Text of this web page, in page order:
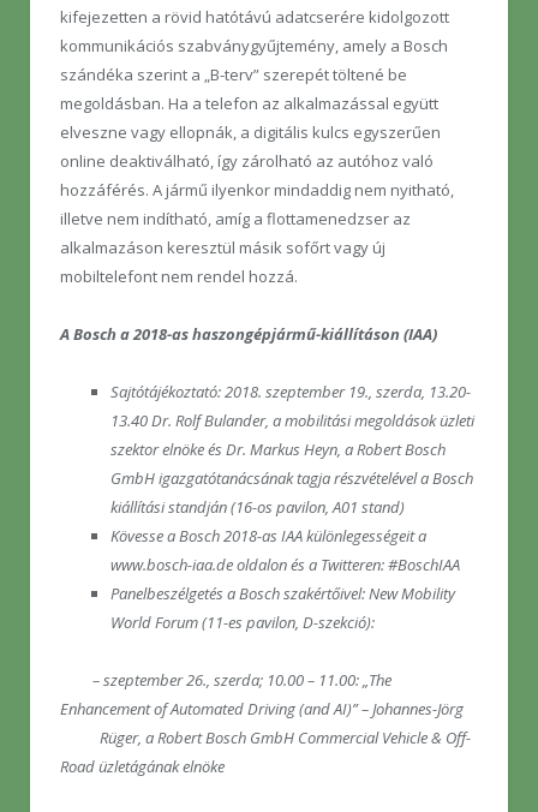
kifejezetten a rövid hatótávú adatcserére kidolgozott
kommunikációs szabványgyűjtemény, amely a Bosch
szándéka szerint a „B-terv” szerepét töltené be
megoldásban. Ha a telefon az alkalmazással együtt
elveszne vagy ellopnák, a digitális kulcs egyszerűen
online deaktiválható, így zárolható az autóhoz való
hozzáférés. A jármű ilyenkor mindaddig nem nyitható,
illetve nem indítható, amíg a flottamenedzser az
alkalmazáson keresztül másik sofőrt vagy új
mobiltelefont nem rendel hozzá.
A Bosch a 2018-as haszongépjármű-kiállításon (IAA)
Sajtótájékoztató: 2018. szeptember 19., szerda, 13.20-
13.40 Dr. Rolf Bulander, a mobilitási megoldások üzleti
szektor elnöke és Dr. Markus Heyn, a Robert Bosch
GmbH igazgatótanácsának tagja részvételével a Bosch
kiállítási standján (16-os pavilon, A01 stand)
Kövesse a Bosch 2018-as IAA különlegességeit a
www.bosch-iaa.de oldalon és a Twitteren: #BoschIAA
Panelbeszélgetés a Bosch szakértőivel: New Mobility
World Forum (11-es pavilon, D-szekció):
– szeptember 26., szerda; 10.00 – 11.00: „The
Enhancement of Automated Driving (and AI)” – Johannes-Jörg
Rüger, a Robert Bosch GmbH Commercial Vehicle & Off-
Road üzletágának elnöke